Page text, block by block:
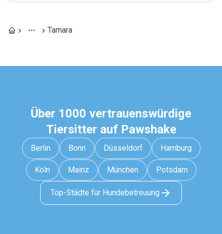
Tamara
Über 1000 vertrauenswürdige
Tiersitter auf Pawshake
Berlin Bonn Düsseldorf Hamburg
Köln Mainz München Potsdam
Top-Städte für Hundebetreuung